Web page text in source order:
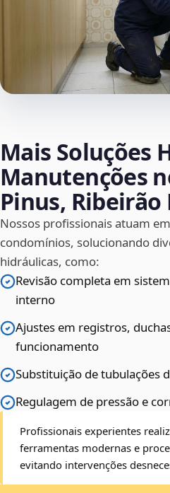
Mais Soluções
Manutenções
Pinus, Ribeirão
Nossos profissionais atuam
condomínios, solucionando
hidráulicas, como:
Revisão completa em
interno
Ajustes em registros,
funcionamento
Substituição de tubulações
Regulagem de pressão e
Profissionais experientes
ferramentas modernas e
evitando intervenções